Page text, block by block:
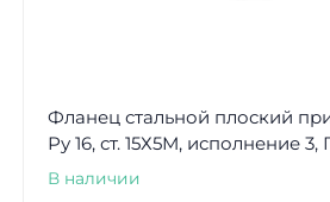
Фланец стальной плоский
Ру 16, ст. 15Х5М, исполнение
В наличии